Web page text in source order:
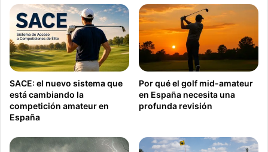
SACE: el nuevo sistema que
está cambiando la
competición amateur en
España
Por qué el golf mid-amateur
en España necesita una
profunda revisión